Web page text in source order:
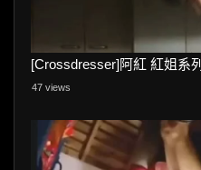
[Crossdresser]阿紅 紅姐系列
47 views